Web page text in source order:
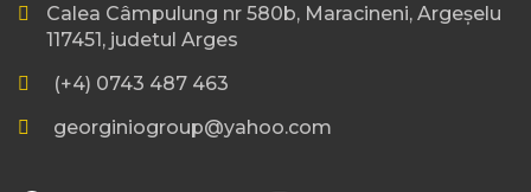
Calea Câmpulung nr 580b, Maracineni, Argeșelu
117451, judetul Arges
(+4) 0743 487 463
georginiogroup@yahoo.com